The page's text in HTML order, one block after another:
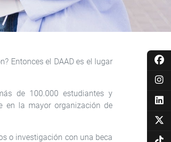
Entonces el DAAD es el lugar
de 100.000 estudiantes y
en la mayor organización de
o investigación con una beca